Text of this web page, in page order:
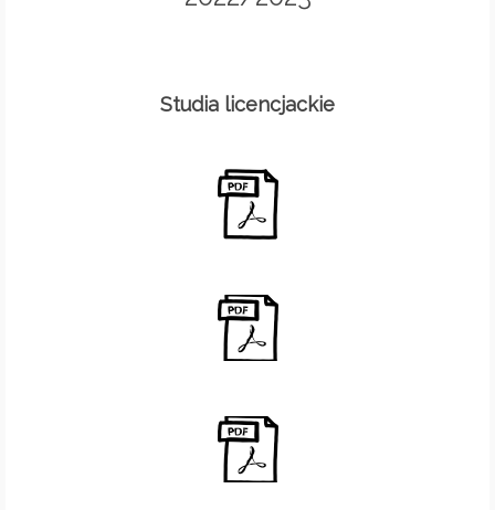
Studia licencjackie